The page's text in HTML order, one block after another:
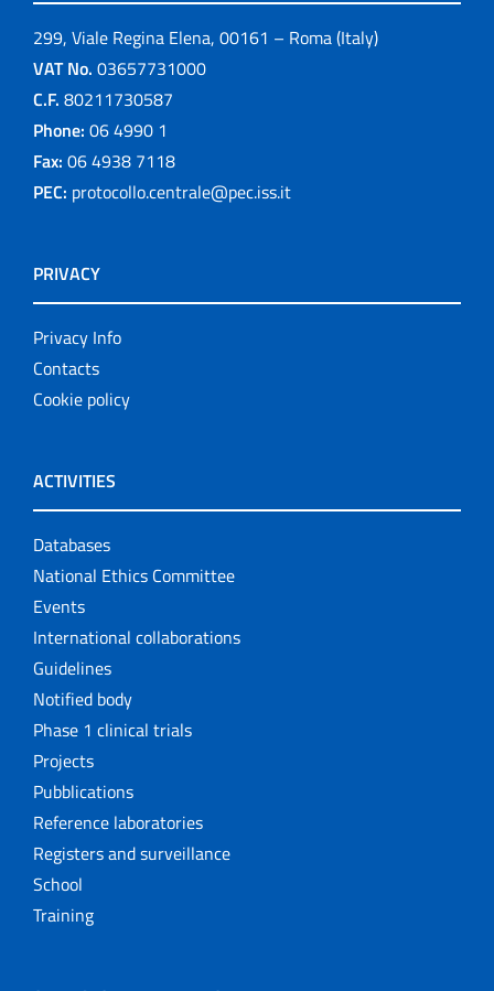
299, Viale Regina Elena, 00161 – Roma (Italy)
VAT No. 03657731000
C.F. 80211730587
Phone: 06 4990 1
Fax: 06 4938 7118
PEC: protocollo.centrale@pec.iss.it
PRIVACY
Privacy Info
Contacts
Cookie policy
ACTIVITIES
Databases
National Ethics Committee
Events
International collaborations
Guidelines
Notified body
Phase 1 clinical trials
Projects
Pubblications
Reference laboratories
Registers and surveillance
School
Training